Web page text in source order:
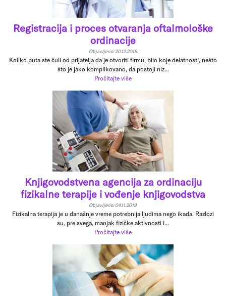
Registracija i proces otvaranja oftalmološke
ordinacije
Objavljeno: 20.12.2019.
Koliko puta ste čuli od prijatelja da je otvoriti firmu, bilo koje delatnosti, nešto
što je jako komplikovano, da postoji niz...
Pročitajte više
Knjigovodstvena agencija za ordinaciju
fizikalne terapije i vođenje knjigovodstva
Objavljeno: 04.11.2019.
Fizikalna terapija je u današnje vreme potrebnija ljudima nego ikada. Razlozi
su, pre svega, manjak fizičke aktivnosti i...
Pročitajte više